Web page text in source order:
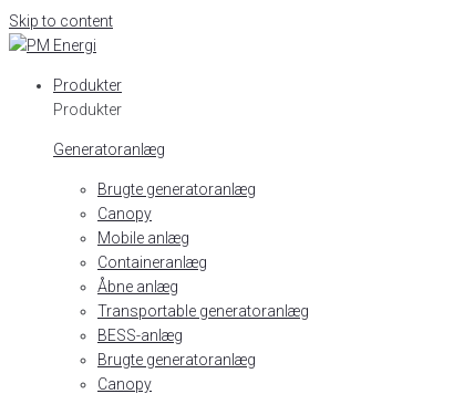
Skip to content
Produkter
Produkter
Generatoranlæg
Brugte generatoranlæg
Canopy
Mobile anlæg
Containeranlæg
Åbne anlæg
Transportable generatoranlæg
BESS-anlæg
Brugte generatoranlæg
Canopy